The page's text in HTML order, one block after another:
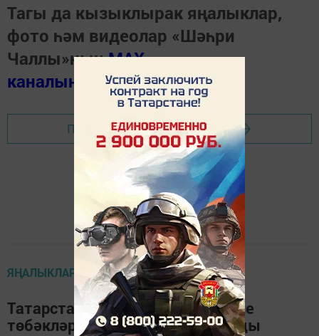
Тагы да кызыклырак яңалыклар,
фото һәм видеолар «Шәһри
Чаллы»ныңMAX
каналында
(язылыгыз).
Перейти на страницу новости
ЯҢАЛЫКЛАР ТАСМАСЫ
Татарстан Россиянең иң игелекле
төбәкләренең берсе дип танылды